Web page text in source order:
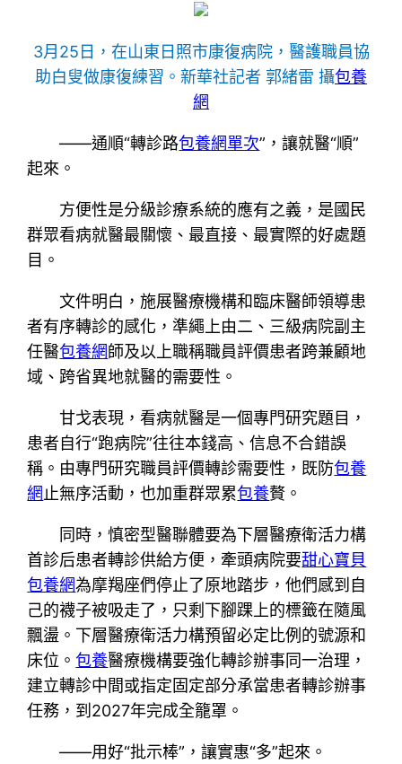
3月25日，在山東日照市康復病院，醫護職員協
助白叟做康復練習。新華社記者 郭緒雷 攝包養
網
——通順“轉診路包養網單次”，讓就醫“順”
起來。
方便性是分級診療系統的應有之義，是國民
群眾看病就醫最關懷、最直接、最實際的好處題
目。
文件明白，施展醫療機構和臨床醫師領導患
者有序轉診的感化，準繩上由二、三級病院副主
任醫包養網師及以上職稱職員評價患者跨兼顧地
域、跨省異地就醫的需要性。
甘戈表現，看病就醫是一個專門研究題目，
患者自行“跑病院”往往本錢高、信息不合錯誤
稱。由專門研究職員評價轉診需要性，既防包養
網 止無序活動，也加重群眾累包養贅。
同時，慎密型醫聯體要為下層醫療衛活力構
首診后患者轉診供給方便，牽頭病院要甜心寶貝
包養網為摩羯座們停止了原地踏步，他們感到自
己的襪子被吸走了，只剩下腳踝上的標籤在隨風
飄盪。下層醫療衛活力構預留必定比例的號源和
床位。包養醫療機構要強化轉診辦事同一治理，
建立轉診中間或指定固定部分承當患者轉診辦事
任務，到2027年完成全籠罩。
——用好“批示棒”，讓實惠“多”起來。